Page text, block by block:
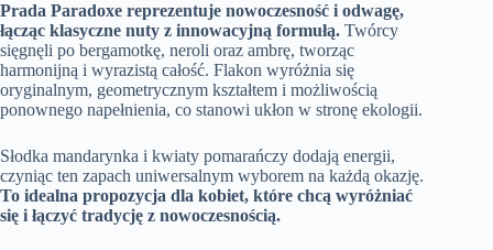
Prada Paradoxe reprezentuje nowoczesność i odwagę,
łącząc klasyczne nuty z innowacyjną formułą. Twórcy
sięgnęli po bergamotkę, neroli oraz ambrę, tworząc
harmonijną i wyrazistą całość. Flakon wyróżnia się
oryginalnym, geometrycznym kształtem i możliwością
ponownego napełnienia, co stanowi ukłon w stronę ekologii.
Słodka mandarynka i kwiaty pomarańczy dodają energii,
czyniąc ten zapach uniwersalnym wyborem na każdą okazję.
To idealna propozycja dla kobiet, które chcą wyróżniać
się i łączyć tradycję z nowoczesnością.